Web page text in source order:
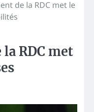
de la RDC met le
RDC met